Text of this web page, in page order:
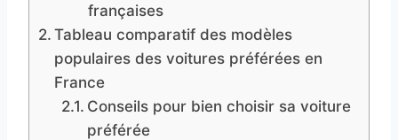
françaises
Tableau comparatif des modèles
populaires des voitures préférées en
France
Conseils pour bien choisir sa voiture
préférée